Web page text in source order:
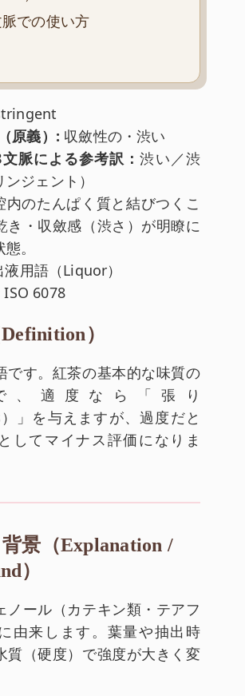
での使い方
原義）: 収斂性の・渋い
脈による参考訳：渋い／渋
ジェント）
内のたんぱく質と結びつくこ
き・収斂感（渋さ）が明瞭に
。
液用語（Liquor）
ISO 6078
）
です。紅茶の基本的な味質の
、適度なら「張り
）」を与えますが、過度だと
してマイナス評価になりま
景（Explanation /
）
ノール（カテキン類・テアフ
由来します。葉量や抽出時
質（硬度）で強度が大きく変